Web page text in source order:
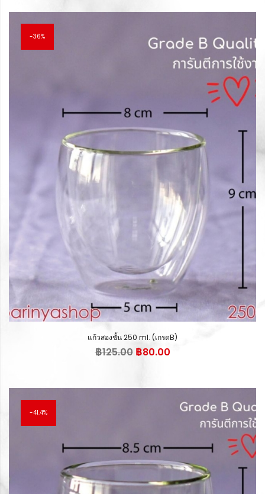
฿90.00.฿50.00.
36%
แก้วสองชั้น 250 ml. (เกรดB)
฿125.00 Original
฿125.00.
฿80.00Current
฿80.00.
41.4%